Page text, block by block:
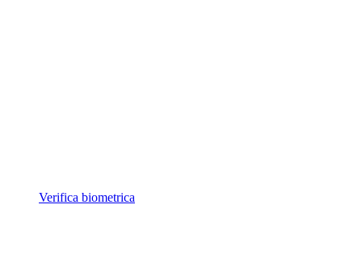
Verifica biometrica